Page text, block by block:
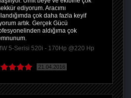
ediyorum. Aracımı
çok daha fazla keyif
artık. Gerçek Gücü
aldığıma çok
5-Serisi 520i - 170Hp @220 Hp
21.04.2016